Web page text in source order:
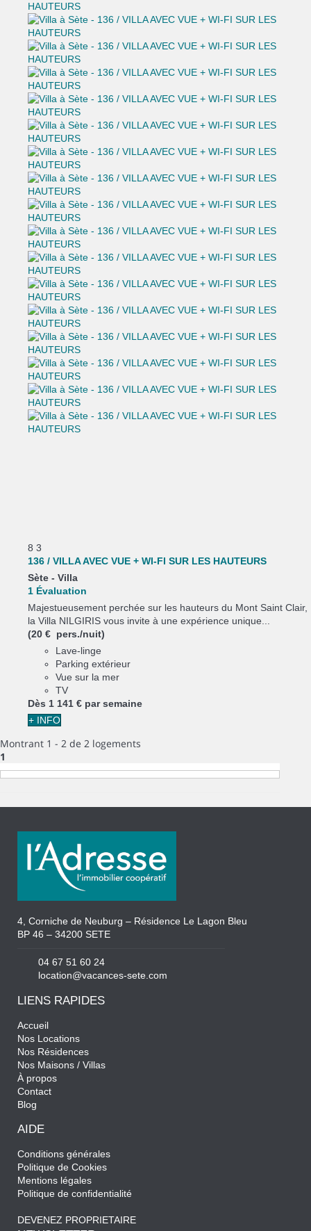
8 3
136 / VILLA AVEC VUE + WI-FI SUR LES HAUTEURS
Sète - Villa
1 Évaluation
Majestueusement perchée sur les hauteurs du Mont Saint Clair,
la Villa NILGIRIS vous invite à une expérience unique...
(20 € pers./nuit)
Lave-linge
Parking extérieur
Vue sur la mer
TV
Dès 1 141 € par semaine
+ INFO
Montrant 1 - 2 de 2 logements
1
4, Corniche de Neuburg – Résidence Le Lagon Bleu
BP 46 – 34200 SETE
04 67 51 60 24
location@vacances-sete.com
LIENS RAPIDES
Accueil
Nos Locations
Nos Résidences
Nos Maisons / Villas
À propos
Contact
Blog
AIDE
Conditions générales
Politique de Cookies
Mentions légales
Politique de confidentialité
DEVENEZ PROPRIETAIRE